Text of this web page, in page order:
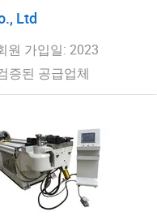
Ltd
원 가입일: 2023
증된 공급업체